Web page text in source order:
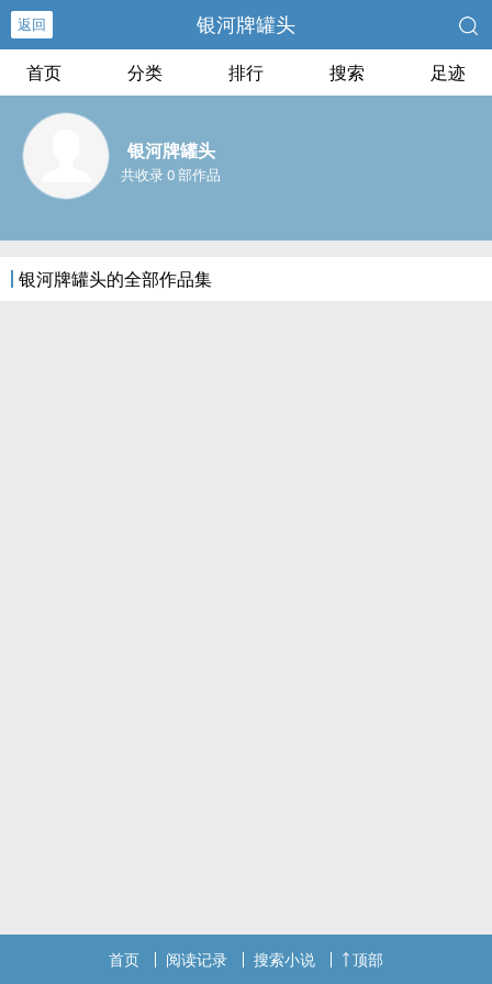
返回 银河牌罐头
首页 分类 排行 搜索 足迹
银河牌罐头
共收录 0 部作品
银河牌罐头的全部作品集
首页 阅读记录 搜索小说 顶部